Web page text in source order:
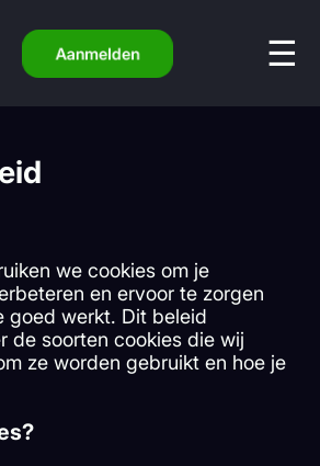
Aanmelden
we cookies om je
en ervoor te zorgen
goed werkt. Dit beleid
de soorten cookies die wij
ze worden gebruikt en hoe je